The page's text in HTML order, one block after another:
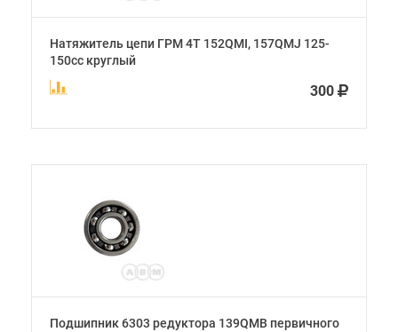
Натяжитель цепи ГРМ 4Т 152QMI, 157QMJ 125-
150сс круглый
300
Подшипник 6303 редуктора 139QMB первичного